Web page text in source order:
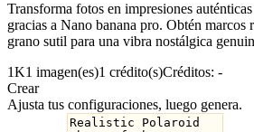
Transforma fotos en impresiones
gracias a Nano banana pro. Obtén marcos
grano sutil para una vibra nostálgica
1K1 imagen(es)1 crédito(s)Créditos: -
Crear
Ajusta tus configuraciones, luego genera.